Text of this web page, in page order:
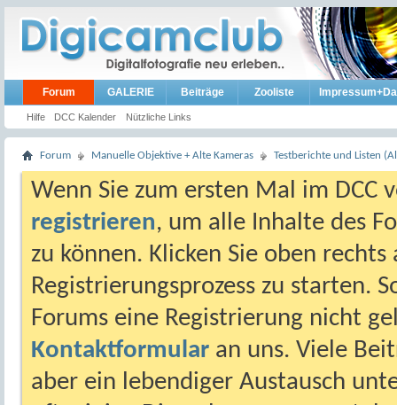
Forum
Hilfe DCC Kalender Nützliche Links
GALERIE Beiträge Zooliste
Forum Manuelle Objektive + Alte Kameras Testberichte und Listen
Wenn Sie zum ersten Mal im DCC
registrieren, um alle Inhalte des
zu können. Klicken Sie oben
Registrierungsprozess zu starten.
Forums eine Registrierung nicht
Kontaktformular an uns. Viele
aber ein lebendiger Austausch